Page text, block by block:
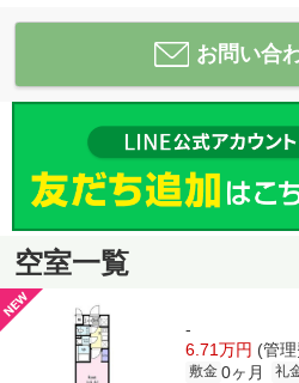
お問い合
空室一覧
-
6.71万円 (管
敷金 0ヶ月 礼